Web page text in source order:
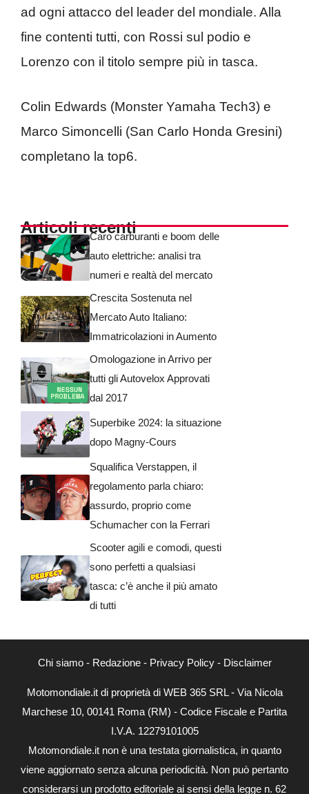
ad ogni attacco del leader del mondiale. Alla
fine contenti tutti, con Rossi sul podio e
Lorenzo con il titolo sempre più in tasca.
Colin Edwards (Monster Yamaha Tech3) e
Marco Simoncelli (San Carlo Honda Gresini)
completano la top6.
Articoli recentiCaro carburanti e boom delle
auto elettriche: analisi tra
numeri e realtà del mercato
Crescita Sostenuta nel
Mercato Auto Italiano:
Immatricolazioni in Aumento
Omologazione in Arrivo per
tutti gli Autovelox Approvati
dal 2017
Superbike 2024: la situazione
dopo Magny-Cours
Squalifica Verstappen, il
regolamento parla chiaro:
assurdo, proprio come
Schumacher con la Ferrari
Scooter agili e comodi, questi
sono perfetti a qualsiasi
tasca: c’è anche il più amato
di tutti
Chi siamo- Redazione- Privacy Policy- Disclaimer
Motomondiale.it di proprietà di WEB 365 SRL - Via Nicola
Marchese 10, 00141 Roma (RM) - Codice Fiscale e Partita
I.V.A. 12279101005
Motomondiale.it non è una testata giornalistica, in quanto
viene aggiornato senza alcuna periodicità. Non può pertanto
considerarsi un prodotto editoriale ai sensi della legge n. 62